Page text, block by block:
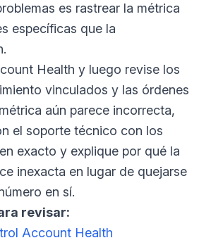
es rastrear la métrica
específicas que la
Health y luego revise los
vinculados y las órdenes
aún parece incorrecta,
el soporte técnico con los
exacto y explique por qué la
inexacta en lugar de quejarse
en sí.
revisar:
Account Health